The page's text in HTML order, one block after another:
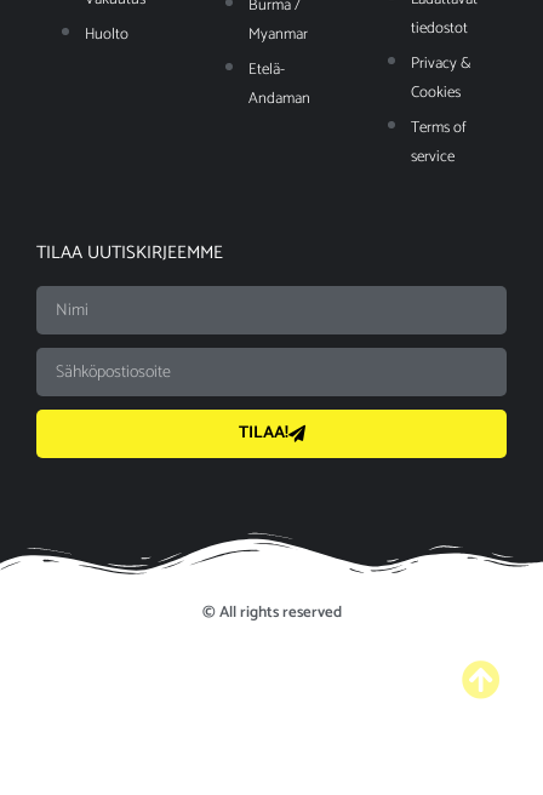
Huolto
Burma /
Myanmar
Etelä-
Andaman
tiedostot
Privacy &
Cookies
Terms of
service
TILAA UUTISKIRJEEMME
TILAA!
© All rights reserved